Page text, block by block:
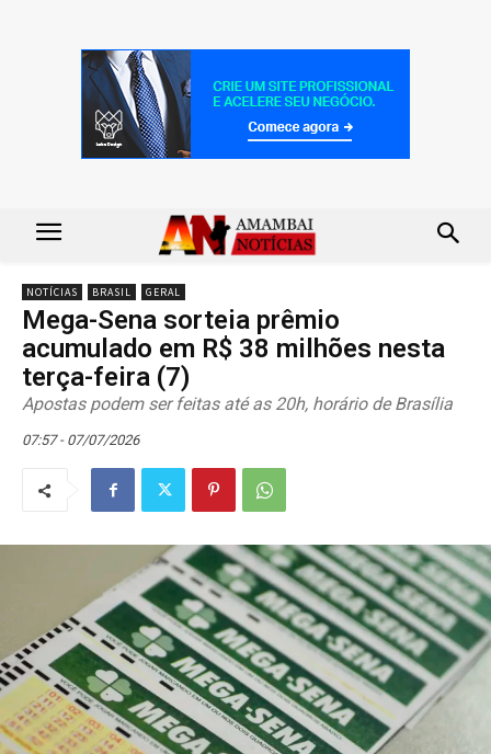
NOTÍCIAS BRASIL GERAL
Mega-Sena sorteia prêmio
acumulado em R$ 38 milhões nesta
terça-feira (7)
Apostas podem ser feitas até as 20h, horário de Brasília
07:57 - 07/07/2026